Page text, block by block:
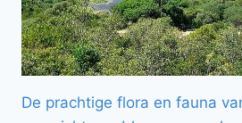
De prachtige flora en fauna